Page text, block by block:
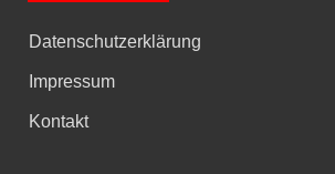
Datenschutzerklärung
Impressum
Kontakt